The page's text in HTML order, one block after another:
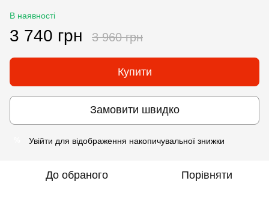
В наявності
3 740 грн 3 960 грн
Купити
Замовити швидко
Увійти для відображення накопичувальної знижки
До обраного Порівняти